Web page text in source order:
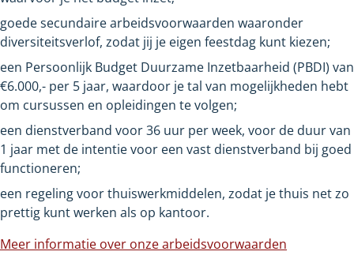
goede secundaire arbeidsvoorwaarden waaronder
diversiteitsverlof, zodat jij je eigen feestdag kunt kiezen;
een Persoonlijk Budget Duurzame Inzetbaarheid (PBDI) van
€6.000,- per 5 jaar, waardoor je tal van mogelijkheden hebt
om cursussen en opleidingen te volgen;
een dienstverband voor 36 uur per week, voor de duur van
1 jaar met de intentie voor een vast dienstverband bij goed
functioneren;
een regeling voor thuiswerkmiddelen, zodat je thuis net zo
prettig kunt werken als op kantoor.
Meer informatie over onze arbeidsvoorwaarden